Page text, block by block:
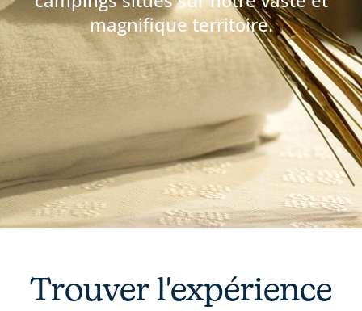
magnifique territoire.
Trouver l'expérience